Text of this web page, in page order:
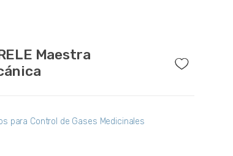
Maestra
para Control de Gases Medicinales